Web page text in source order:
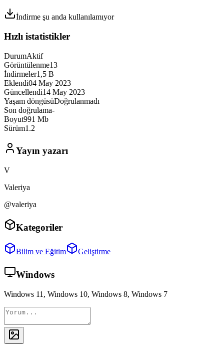
İndirme şu anda kullanılamıyor
Hızlı istatistikler
DurumAktif
Görüntülenme13
İndirmeler1,5 B
Eklendi04 May 2023
Güncellendi14 May 2023
Yaşam döngüsüDoğrulanmadı
Son doğrulama-
Boyut991 Mb
Sürüm1.2
Yayın yazarı
V
Valeriya
@valeriya
Kategoriler
Bilim ve Eğitim Geliştirme
Windows
Windows 11, Windows 10, Windows 8, Windows 7